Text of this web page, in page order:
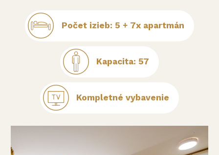
Počet izieb: 5 + 7x apartmán
Kapacita: 57
Kompletné vybavenie